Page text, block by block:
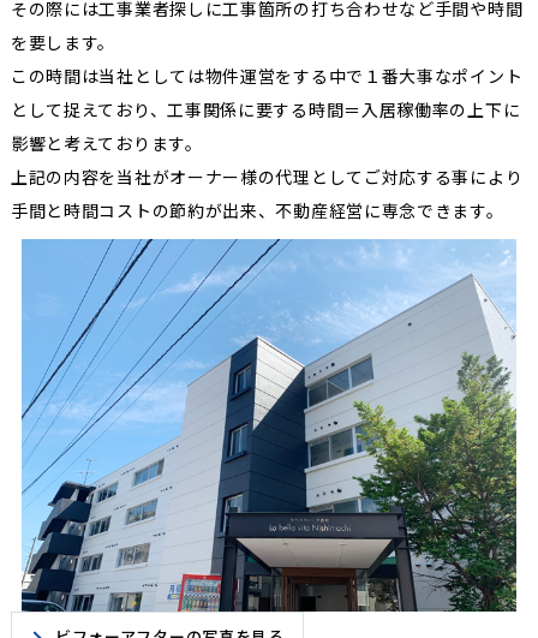
その際には工事業者探しに工事箇所の打ち合わせなど手間や時間
を要します。
この時間は当社としては物件運営をする中で１番大事なポイント
として捉えており、工事関係に要する時間＝入居稼働率の上下に
影響と考えております。
上記の内容を当社がオーナー様の代理としてご対応する事により
手間と時間コストの節約が出来、不動産経営に専念できます。